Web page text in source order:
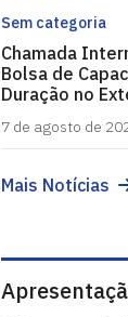
Sem categoria
Chamada
Bolsa de
Duração no
7 de agosto de
Mais Notícias